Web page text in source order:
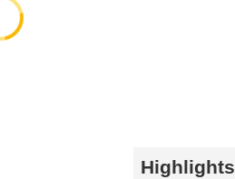
Highlights